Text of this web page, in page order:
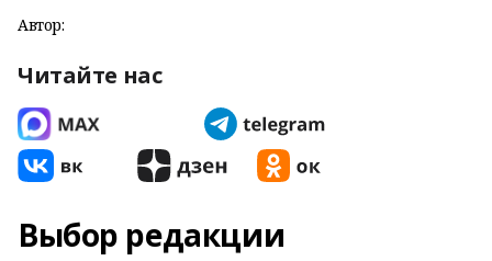
Автор:
Читайте нас
Выбор редакции